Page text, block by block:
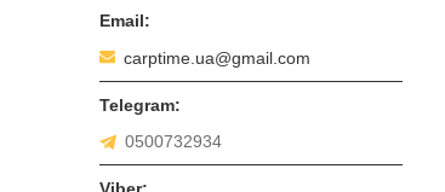
carptime.ua@gmail.com
0500732934